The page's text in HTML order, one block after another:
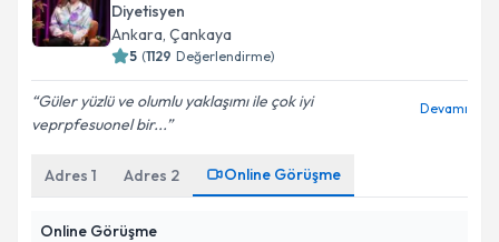
Diyetisyen
Ankara, Çankaya
5 (1129 Değerlendirme)
Güler yüzlü ve olumlu yaklaşımı ile çok iyi
veprpfesuonel bir...
Devamı
Adres 1 Adres 2 Online Görüşme
Online Görüşme